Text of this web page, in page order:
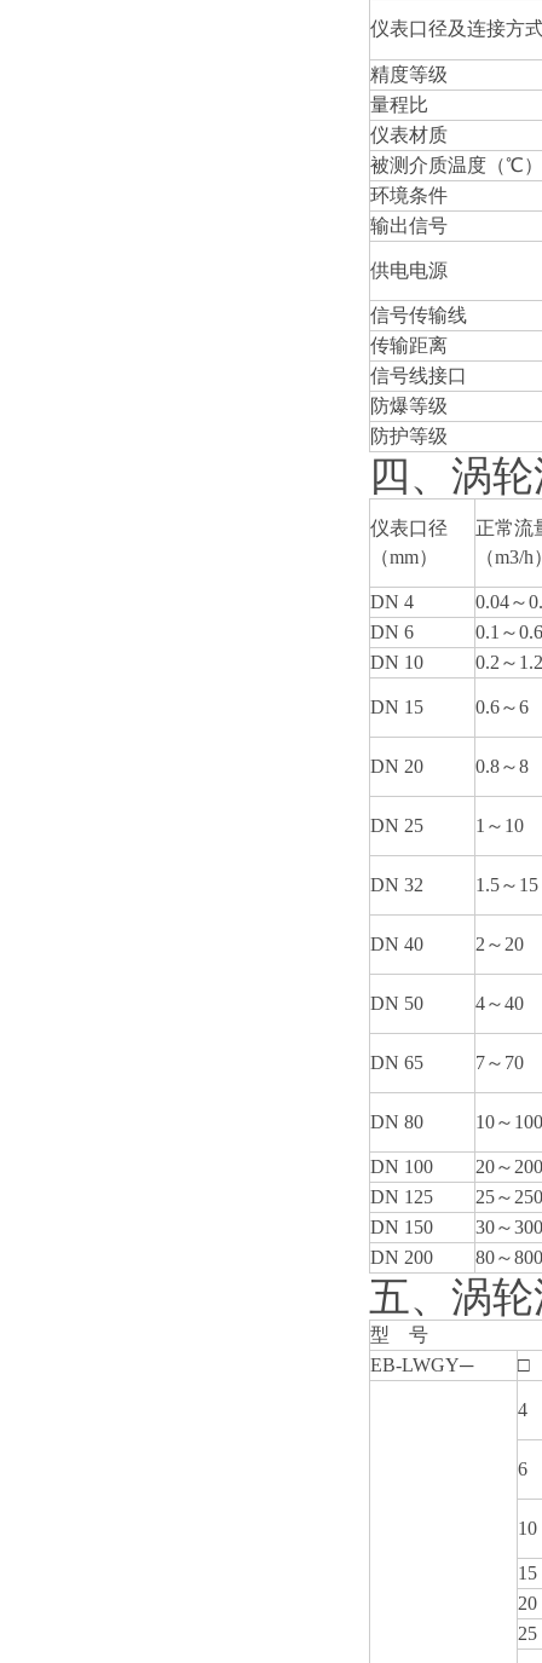
仪表口径及连接方
精度等级
量程比
仪表材质
被测介质温度（℃）
环境条件
输出信号
供电电源
信号传输线
传输距离
信号线接口
防爆等级
防护等级
四、涡
仪表口径
（mm）
正常流
（m3/h
DN 4 0.04～
DN 6
0.1 ～0.6
DN 10
0.2 ～1.2
DN 15 0.6～6
DN 20 0.8～8
DN 25 1 ～10
DN 32 1.5～15
DN 40 2 ～20
DN 50 4～40
DN 65 7～70
DN 80 10～100
DN 100 20～200
DN 125
25～250
DN 150
30～300
DN 200
80～800
五、涡
型 号
EB-LWGY─
□
4
6
10
15
20
25